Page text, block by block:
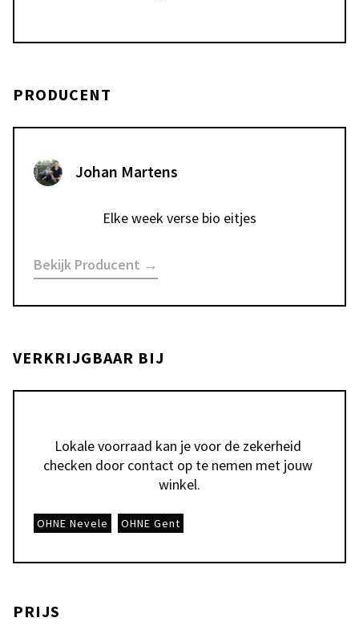
PRODUCENT
Johan Martens
Elke week verse bio eitjes
Bekijk Producent →
VERKRIJGBAAR BIJ
Lokale voorraad kan je voor de zekerheid
checken door contact op te nemen met jouw
winkel.
OHNE Nevele OHNE Gent
PRIJS